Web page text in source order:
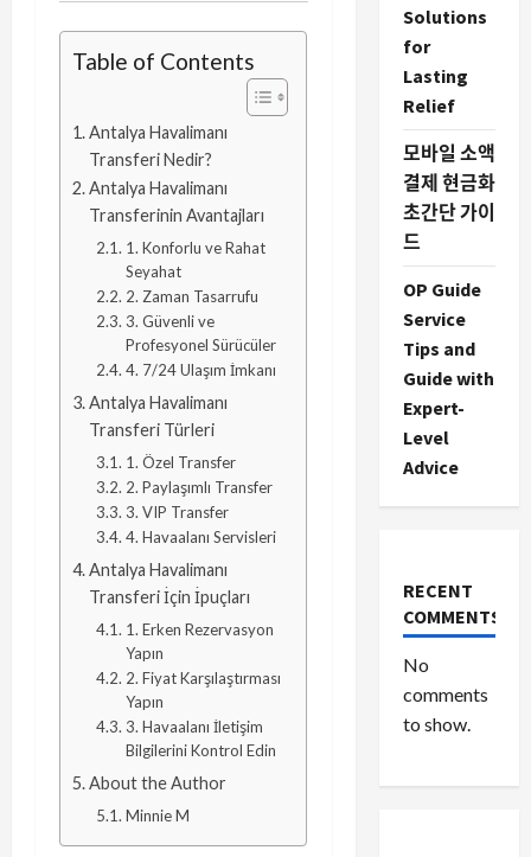
Table of Contents
Antalya Havalimanı
Transferi Nedir?
Antalya Havalimanı
Transferinin Avantajları
1. Konforlu ve Rahat
Seyahat
2. Zaman Tasarrufu
3. Güvenli ve
Profesyonel Sürücüler
4. 7/24 Ulaşım İmkanı
Antalya Havalimanı
Transferi Türleri
1. Özel Transfer
2. Paylaşımlı Transfer
3. VIP Transfer
4. Havaalanı Servisleri
Antalya Havalimanı
Transferi İçin İpuçları
1. Erken Rezervasyon
Yapın
2. Fiyat Karşılaştırması
Yapın
3. Havaalanı İletişim
Bilgilerini Kontrol Edin
About the Author
Minnie M
Solutions
for
Lasting
Relief
모바일 소액
결제 현금화
초간단 가이
드
OP Guide
Service
Tips and
Guide with
Expert-
Level
Advice
RECENT
COMMENTS
No
comments
to show.